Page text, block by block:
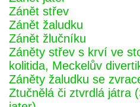
Zánět střev
Zánět žaludku
Zánět žlučníku
Záněty střev s krví ve
kolitida, Meckelův
Záněty žaludku se
Ztučnělá či ztvrdlá játra